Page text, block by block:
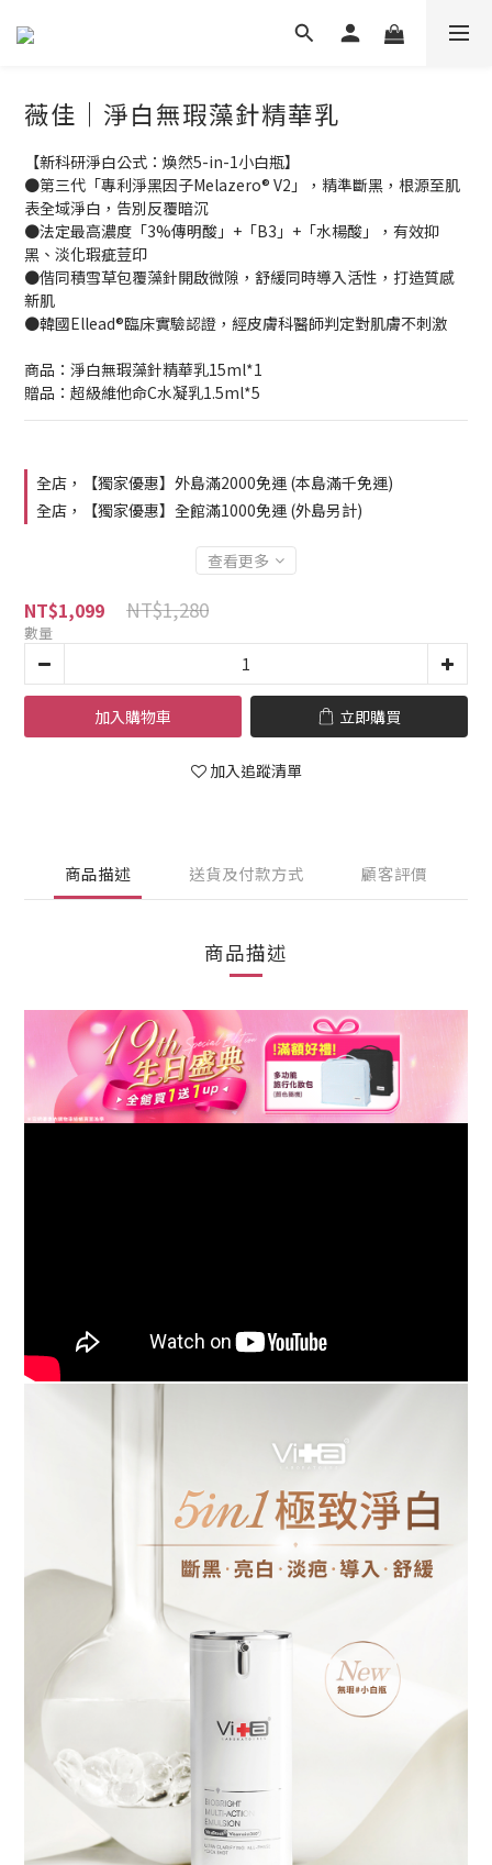
薇佳｜淨白無瑕藻針精華乳
【新科研淨白公式：煥然5-in-1小白瓶】
●第三代「專利淨黑因子Melazero® V2」，精準斷黑，根源至肌
表全域淨白，告別反覆暗沉
●法定最高濃度「3%傳明酸」+「B3」+「水楊酸」，有效抑
黑、淡化瑕疵荳印
●偕同積雪草包覆藻針開啟微隙，舒緩同時導入活性，打造質感
新肌
●韓國Ellead®臨床實驗認證，經皮膚科醫師判定對肌膚不刺激
商品：淨白無瑕藻針精華乳15ml*1
贈品：超級維他命C水凝乳1.5ml*5
全店，【獨家優惠】外島滿2000免運 (本島滿千免運)
全店，【獨家優惠】全館滿1000免運 (外島另計)
查看更多
NT$1,099 NT$1,280
數量
加入購物車 立即購買
加入追蹤清單
商品描述 送貨及付款方式 顧客評價
商品描述